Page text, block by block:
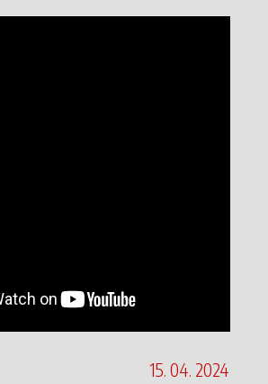
15. 04. 2024